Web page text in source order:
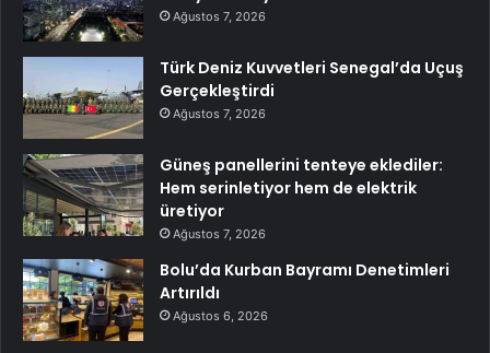
Ağustos 7, 2026
Türk Deniz Kuvvetleri Senegal’da Uçuş
Gerçekleştirdi
Ağustos 7, 2026
Güneş panellerini tenteye eklediler:
Hem serinletiyor hem de elektrik
üretiyor
Ağustos 7, 2026
Bolu’da Kurban Bayramı Denetimleri
Artırıldı
Ağustos 6, 2026